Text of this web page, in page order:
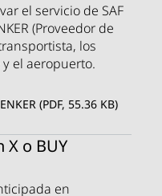
el servicio de SAF
(Proveedor de
los
el aeropuerto.
(PDF, 55.36 KB)
X o BUY
en